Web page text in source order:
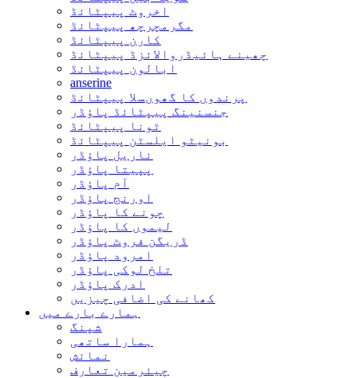
اخروٹ پیپٹائڈ
مگرمچرچھ پیپٹائڈ
کارن پیپٹائڈ
چھینے ہائیڈروالائزڈ پیپٹائڈ
ابالون پیپٹائڈ
anserine
پرندوں کا گھوںسلا پیپٹائڈ
جنسنینگ پیپٹائڈ پاؤڈر
ٹونا پیپٹائڈ
بونیٹو ایلسٹن پیپٹائڈ
ناریل پاؤڈر
پپیتا پاؤڈر
آم پاؤڈر
اورنج پاؤڈر
چونے کا پاؤڈر
لیموں کا پاؤڈر
ڈریگن فروٹ پاؤڈر
امرود پاؤڈر
تلخ لوکی پاؤڈر
ادرک پاؤڈر
کھانے کی اضافی چیزیں
ہمارے بارے میں
شپنگ
ہمارا ساتھی
نمائش
چیئرمین تعارف